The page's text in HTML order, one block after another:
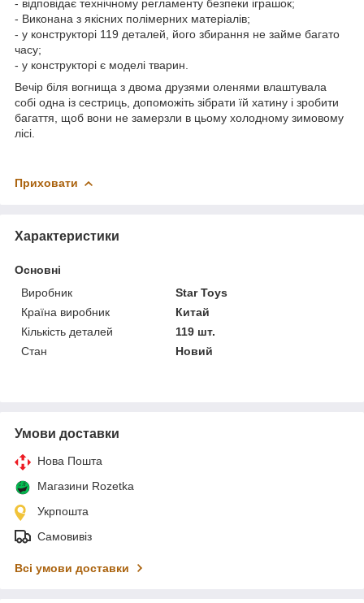
- відповідає технічному регламенту безпеки іграшок;
- Виконана з якісних полімерних матеріалів;
- у конструкторі 119 деталей, його збирання не займе багато
часу;
- у конструкторі є моделі тварин.
Вечір біля вогнища з двома друзями оленями влаштувала
собі одна із сестриць, допоможіть зібрати їй хатину і зробити
багаття, щоб вони не замерзли в цьому холодному зимовому
лісі.
Приховати
Характеристики
Основні
Виробник
Star Toys
Країна виробник
Китай
Кількість деталей
119 шт.
Стан
Новий
Умови доставки
Нова Пошта
Магазини Rozetka
Укрпошта
Самовивіз
Всі умови доставки